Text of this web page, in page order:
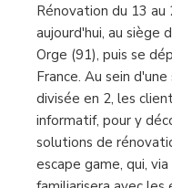
Rénovation du 13 au
aujourd'hui, au siège
Orge (91), puis se
France. Au sein
divisée en 2, les
informatif, pour y
solutions de
escape game, qui,